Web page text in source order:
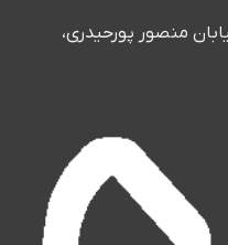
منصور پورحیدری،